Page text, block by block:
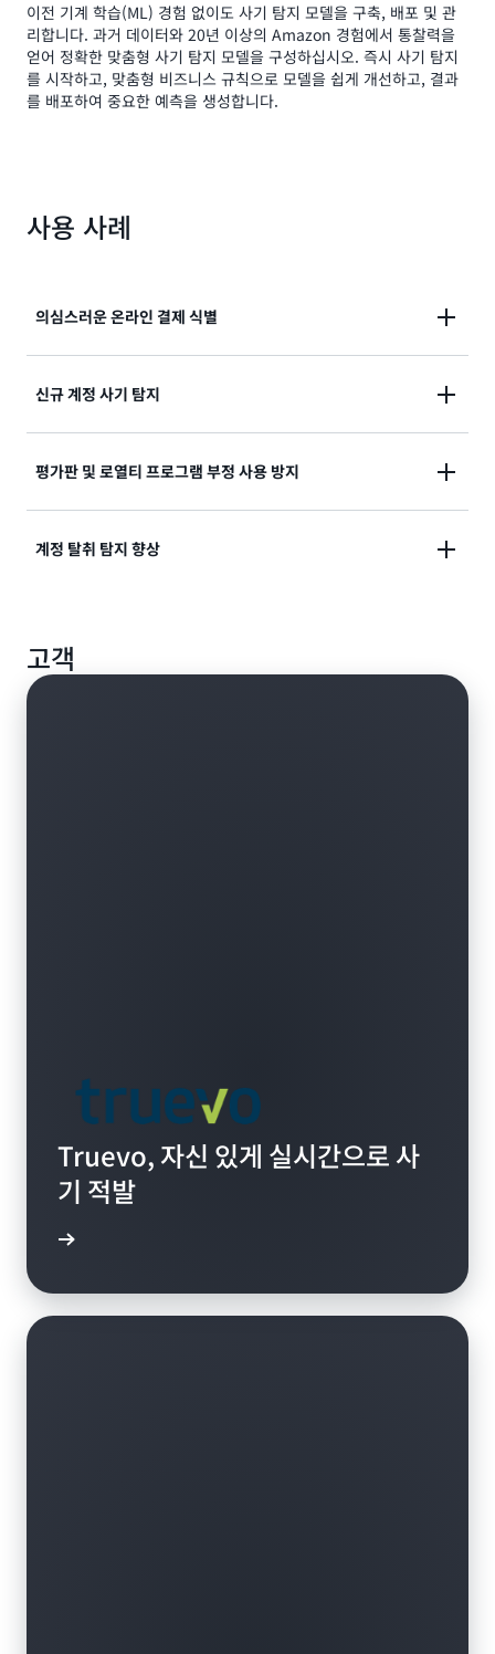
이전 기계 학습(ML) 경험 없이도 사기 탐지 모델을 구축, 배포 및 관
리합니다. 과거 데이터와 20년 이상의 Amazon 경험에서 통찰력을
얻어 정확한 맞춤형 사기 탐지 모델을 구성하십시오. 즉시 사기 탐지
를 시작하고, 맞춤형 비즈니스 규칙으로 모델을 쉽게 개선하고, 결과
를 배포하여 중요한 예측을 생성합니다.
사용 사례
의심스러운 온라인 결제 식별
지불 처리 및 주문 이행 전에 의심스러운 온라인 결제 거
신규 계정 사기 탐지
합법적인 계정 등록과 고위험 계정 등록을 정확하게 구
평가판 및 로열티 프로그램 부정 사용 방지
온라인 서비스를 남용할 가능성이 있는 계정을 찾아내고
계정 탈취 탐지 향상
사용자의 마찰을 최소화하면서 해킹을 당한 계정을 탐지
합니다.
고객
Truevo, 자신 있게 실시간으로 사
기 적발